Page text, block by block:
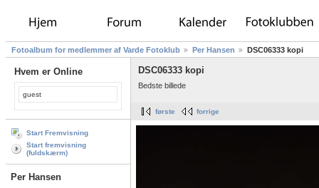
Fotoalbum for medlemmer af Varde Fotoklub Per Hansen DSC06333 kopi
Hvem er Online
guest
Start Fremvisning
Start fremvisning
(fuldskærm)
Per Hansen
DSC06333 kopi
Bedste billede
første forrige